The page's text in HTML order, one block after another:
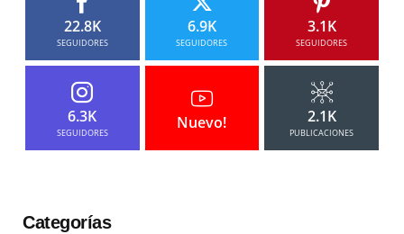
22.8K
SEGUIDORES
6.9K
SEGUIDORES
3.1K
SEGUIDORES
6.3K
SEGUIDORES
Nuevo! 2.1K
PUBLICACIONES
Categorías